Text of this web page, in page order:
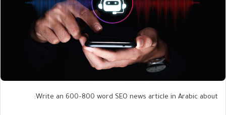
Write an 600–800 word SEO news article in Arabic about: